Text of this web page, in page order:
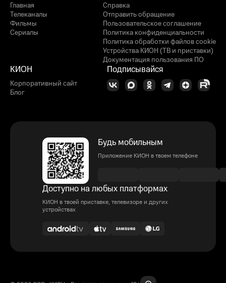
Главная
Телеканалы
Фильмы
Сериалы
Справка
Отправить обращение
Пользовательское соглашение
Политика конфиденциальности
Политика обработки файлов cookie
Устройства КИОН (ТВ и приставки)
Документация пользования ПО
КИОН
Корпоративный сайт
Блог
Подписывайся
Будь мобильным
Приложение КИОН в твоем телефоне
Доступно на любых платформах
КИОН в твоей приставке, телевизоре и других
устройствах